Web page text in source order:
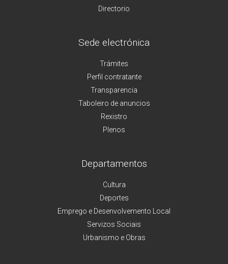
Directorio
Sede electrónica
Trámites
Perfil contratante
Transparencia
Taboleiro de anuncios
Rexistro
Plenos
Departamentos
Cultura
Deportes
Emprego e Desenvolvemento Local
Servizos Sociais
Urbanismo e Obras